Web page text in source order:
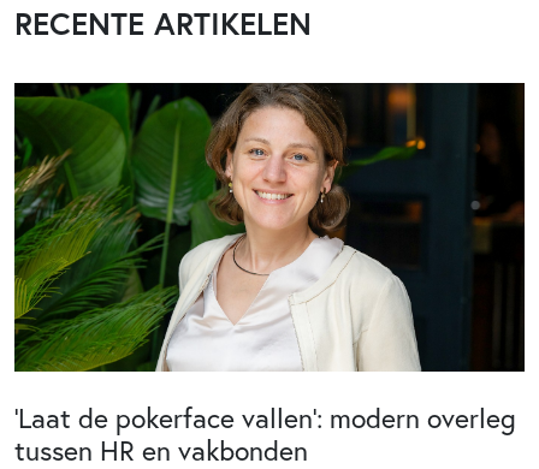
RECENTE ARTIKELEN
‘Laat de pokerface vallen’: modern overleg
tussen HR en vakbonden